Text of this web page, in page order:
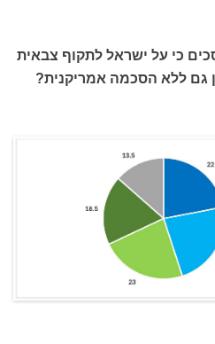
כי על ישראל לתקוף צבאית
גם ללא הסכמה אמריקנית?